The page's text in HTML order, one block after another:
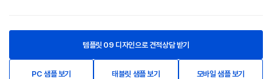
템플릿 09 디자인으로 견적상담 받기
PC 샘플 보기 태블릿 샘플 보기 모바일 샘플 보기